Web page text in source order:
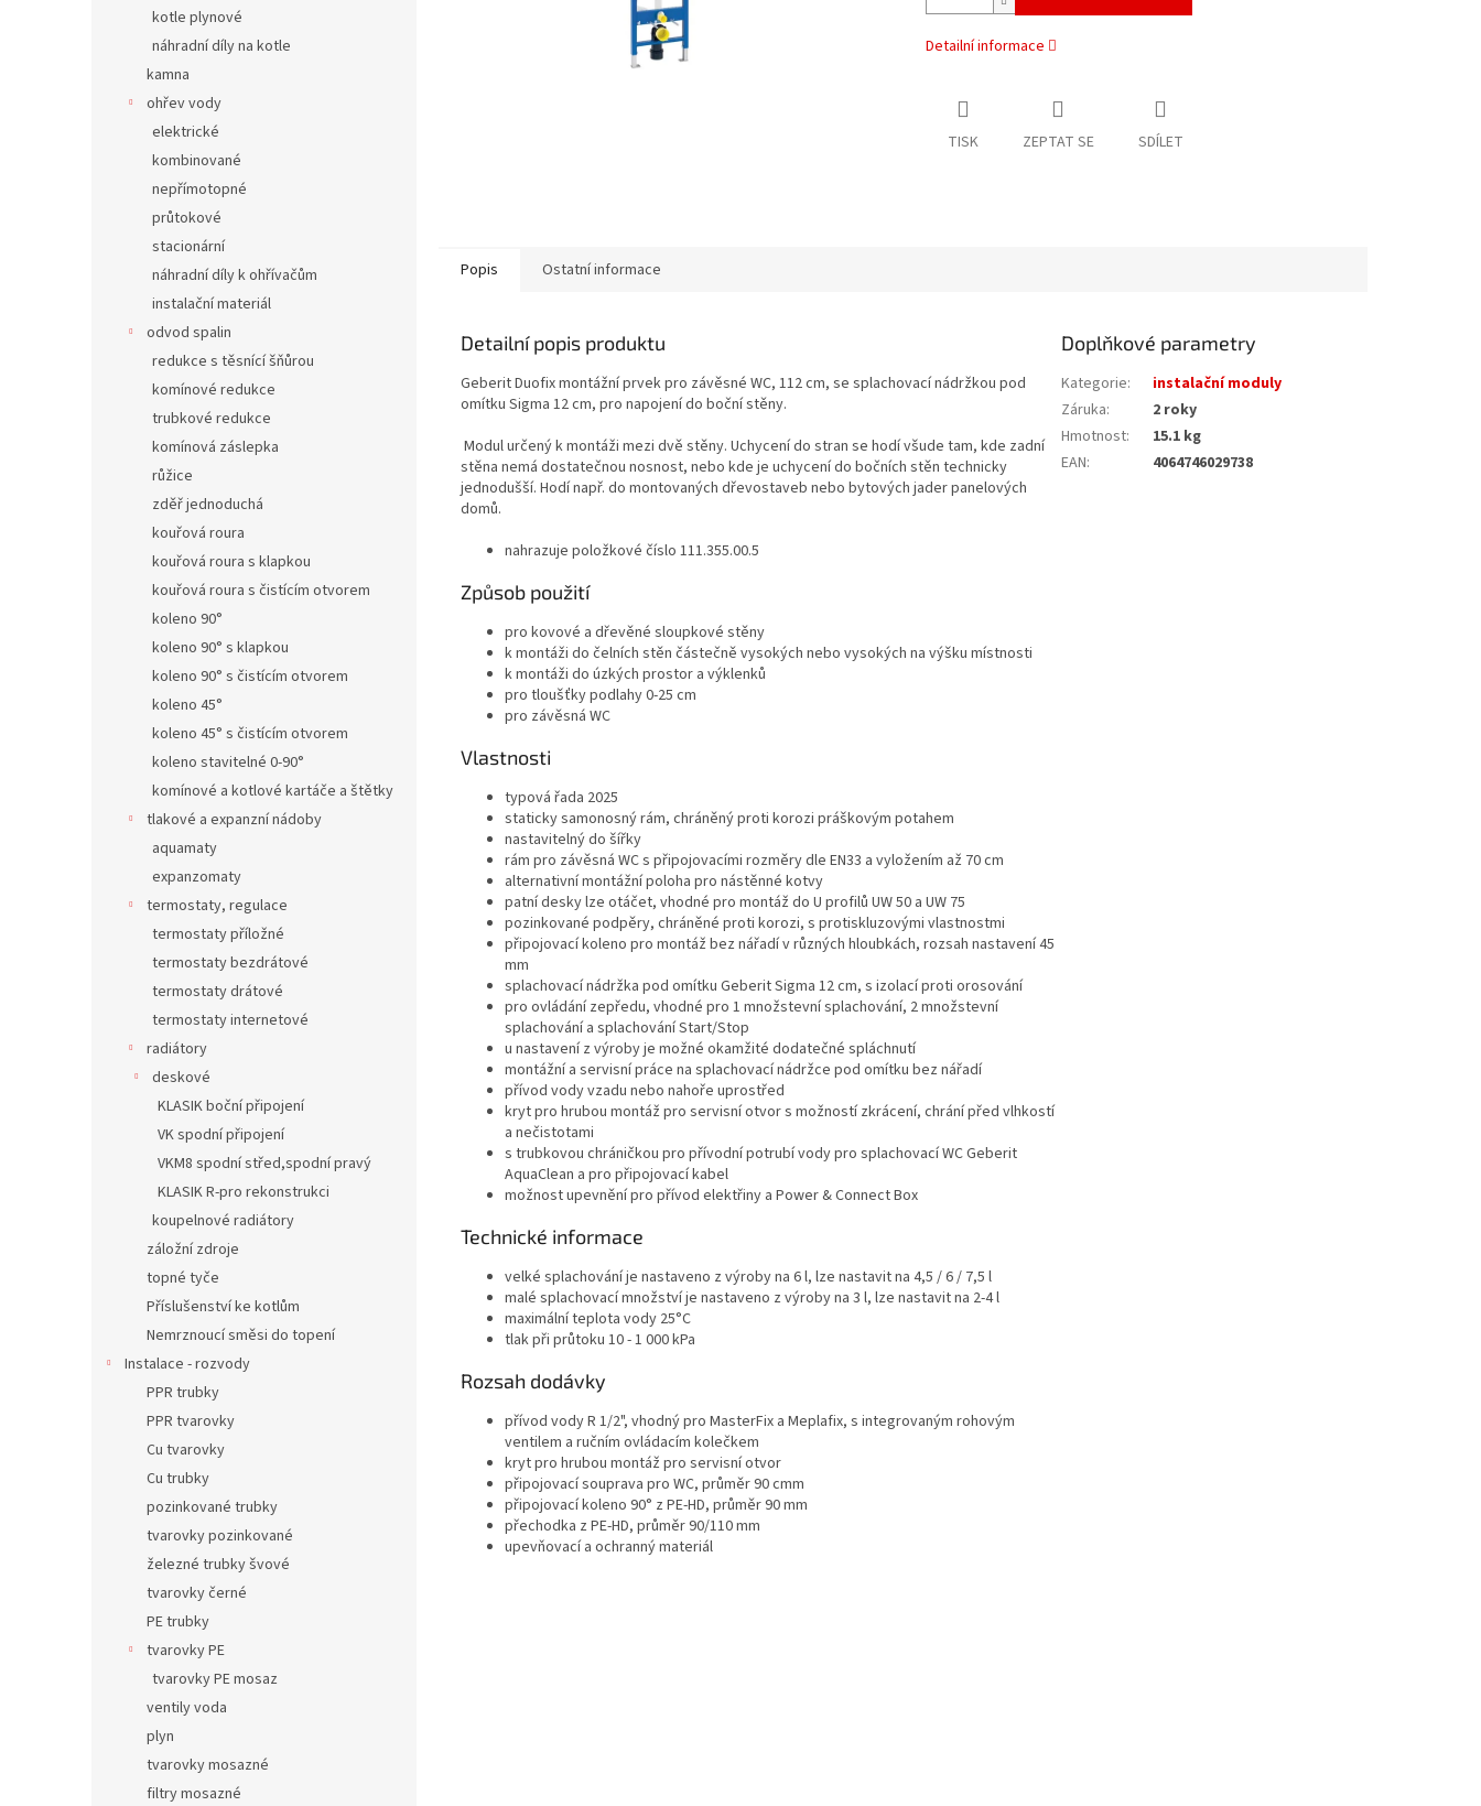
kotle plynové
náhradní díly na kotle
kamna
ohřev vody
elektrické
kombinované
nepřímotopné
průtokové
stacionární
náhradní díly k ohřívačům
instalační materiál
odvod spalin
redukce s těsnící šňůrou
komínové redukce
trubkové redukce
komínová záslepka
růžice
zděř jednoduchá
kouřová roura
kouřová roura s klapkou
kouřová roura s čistícím otvorem
koleno 90°
koleno 90° s klapkou
koleno 90° s čistícím otvorem
koleno 45°
koleno 45° s čistícím otvorem
koleno stavitelné 0-90°
komínové a kotlové kartáče a štětky
tlakové a expanzní nádoby
aquamaty
expanzomaty
termostaty, regulace
termostaty příložné
termostaty bezdrátové
termostaty drátové
termostaty internetové
radiátory
deskové
KLASIK boční připojení
VK spodní připojení
VKM8 spodní střed,spodní pravý
KLASIK R-pro rekonstrukci
koupelnové radiátory
záložní zdroje
topné tyče
Příslušenství ke kotlům
Nemrznoucí směsi do topení
Instalace - rozvody
PPR trubky
PPR tvarovky
Cu tvarovky
Cu trubky
pozinkované trubky
tvarovky pozinkované
železné trubky švové
tvarovky černé
PE trubky
tvarovky PE
tvarovky PE mosaz
ventily voda
plyn
tvarovky mosazné
filtry mosazné
Detailní informace
TISK ZEPTAT SE SDÍLET
Popis Ostatní informace
Detailní popis produktu
Geberit Duofix montážní prvek pro závěsné WC, 112 cm, se splachovací nádržkou pod
omítku Sigma 12 cm, pro napojení do boční stěny.
Modul určený k montáži mezi dvě stěny. Uchycení do stran se hodí všude tam, kde zadní
stěna nemá dostatečnou nosnost, nebo kde je uchycení do bočních stěn technicky
jednodušší. Hodí např. do montovaných dřevostaveb nebo bytových jader panelových
domů.
nahrazuje položkové číslo 111.355.00.5
Způsob použití
pro kovové a dřevěné sloupkové stěny
k montáži do čelních stěn částečně vysokých nebo vysokých na výšku místnosti
k montáži do úzkých prostor a výklenků
pro tloušťky podlahy 0-25 cm
pro závěsná WC
Vlastnosti
typová řada 2025
staticky samonosný rám, chráněný proti korozi práškovým potahem
nastavitelný do šířky
rám pro závěsná WC s připojovacími rozměry dle EN33 a vyložením až 70 cm
alternativní montážní poloha pro nástěnné kotvy
patní desky lze otáčet, vhodné pro montáž do U profilů UW 50 a UW 75
pozinkované podpěry, chráněné proti korozi, s protiskluzovými vlastnostmi
připojovací koleno pro montáž bez nářadí v různých hloubkách, rozsah nastavení 45
mm
splachovací nádržka pod omítku Geberit Sigma 12 cm, s izolací proti orosování
pro ovládání zepředu, vhodné pro 1 množstevní splachování, 2 množstevní
splachování a splachování Start/Stop
u nastavení z výroby je možné okamžité dodatečné spláchnutí
montážní a servisní práce na splachovací nádržce pod omítku bez nářadí
přívod vody vzadu nebo nahoře uprostřed
kryt pro hrubou montáž pro servisní otvor s možností zkrácení, chrání před vlhkostí
a nečistotami
s trubkovou chráničkou pro přívodní potrubí vody pro splachovací WC Geberit
AquaClean a pro připojovací kabel
možnost upevnění pro přívod elektřiny a Power & Connect Box
Technické informace
velké splachování je nastaveno z výroby na 6 l, lze nastavit na 4,5 / 6 / 7,5 l
malé splachovací množství je nastaveno z výroby na 3 l, lze nastavit na 2-4 l
maximální teplota vody 25°C
tlak při průtoku 10 - 1 000 kPa
Rozsah dodávky
přívod vodyR 1/2", vhodný pro MasterFix a Meplafix, s integrovaným rohovým
ventilem a ručním ovládacím kolečkem
kryt pro hrubou montáž pro servisní otvor
připojovací souprava pro WC, průměr 90 cmm
připojovací koleno 90° z PE-HD, průměr 90 mm
přechodka z PE-HD, průměr 90/110 mm
upevňovací a ochranný materiál
Doplňkové parametry
Kategorie:
instalační moduly
Záruka:
2 roky
Hmotnost:
15.1 kg
EAN: 4064746029738